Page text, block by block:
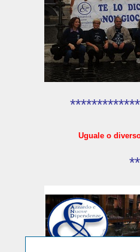
Uguale o